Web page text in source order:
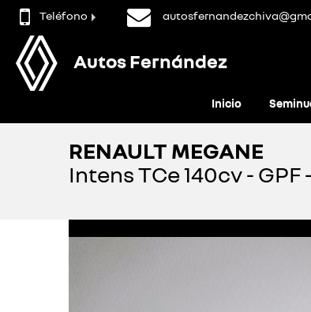
Teléfono
Autos Fernández
Inicio
RENAULT MEGANE
Intens TCe 140cv - GPF